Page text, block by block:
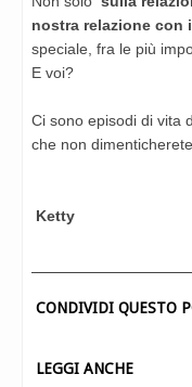
nostra relazione con
speciale, fra le più
E voi?
Ci sono episodi di vita
che non
Ketty
CONDIVIDI QUESTO
LEGGI ANCHE